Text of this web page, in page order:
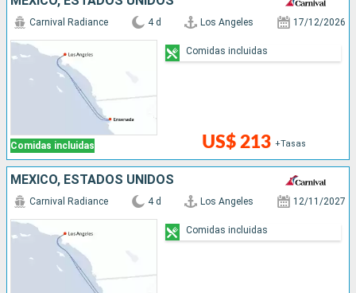
Comidas incluidas
Carnival Radiance 4 d Los Angeles 17/12/2026
US$ 213 +Tasas
Comidas incluidas
MÉXICO, ESTADOS UNIDOS
Carnival Radiance 4 d Los Angeles 12/11/2027
Comidas incluidas